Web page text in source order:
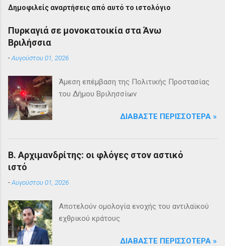
Δημοφιλείς αναρτήσεις από αυτό το ιστολόγιο
Πυρκαγιά σε μονοκατοικία στα Άνω
Βριλήσσια
-Αυγούστου 01, 2026
Άμεση επέμβαση της Πολιτικής Προστασίας
του Δήμου Βριλησσίων
ΔΙΑΒΆΣΤΕ ΠΕΡΙΣΣΌΤΕΡΑ »
Β. Αρχιμανδρίτης: οι φλόγες στον αστικό
ιστό
-Αυγούστου 01, 2026
Αποτελούν ομολογία ενοχής του αντιλαϊκού
εχθρικού κράτους
ΔΙΑΒΆΣΤΕ ΠΕΡΙΣΣΌΤΕΡΑ »